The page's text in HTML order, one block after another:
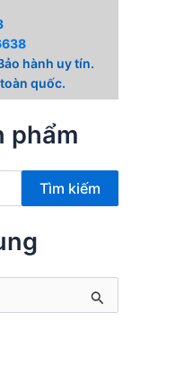
hành uy tín.
toàn quốc.
phẩm
Tìm kiếm